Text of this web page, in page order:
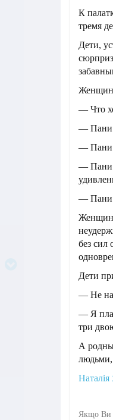
К
тремя
Дети,
— Что
— Пани
— Пани
— Пани
— Пани
без сил
Дети
— Не
— Я
три
А
Якщо Ви